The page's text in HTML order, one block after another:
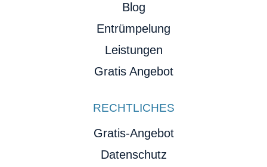
Blog
Entrümpelung
Leistungen
Gratis Angebot
RECHTLICHES
Gratis-Angebot
Datenschutz